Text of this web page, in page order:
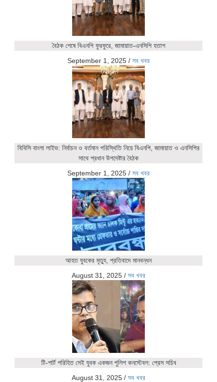
বৈঠক শেষে বিএনপি ফুরফুরে, জামায়াত-এনসিপি হতাশ
September 1, 2025 / সব খবর
বিবিসি বাংলা লাইভ: নির্বাচন ও বর্তমান পরিস্থিতি নিয়ে বিএনপি, জামায়াত ও এনসিপির
সাথে প্রধান উপদেষ্টার বৈঠক
September 1, 2025 / সব খবর
আহত যুবকের মৃত্যু, প্রতিবাদে মানবন্ধন
August 31, 2025 / সব খবর
টি-শার্ট পরিহিত সেই যুবক একজন পুলিশ কনস্টেবল: প্রেস সচিব
August 31, 2025 / সব খবর